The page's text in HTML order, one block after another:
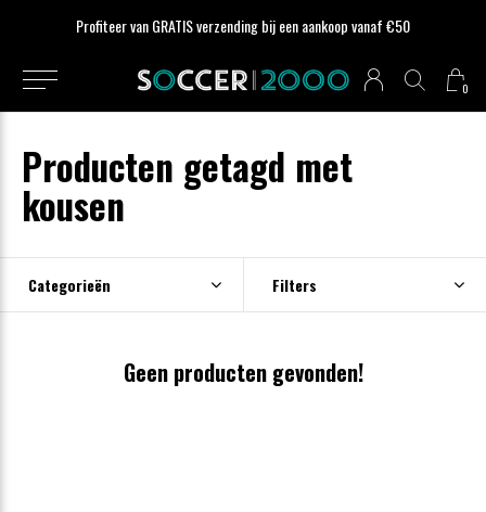
0
Profiteer van GRATIS verzending bij een aankoop vanaf €50
Producten getagd met
kousen
Categorieën Filters
Geen producten gevonden!